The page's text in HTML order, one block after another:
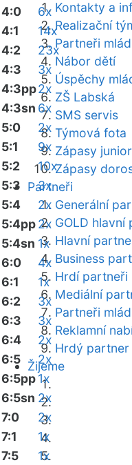
Kontakty a
Realizační
Partneři
Nábor dětí
Úspěchy
ZŠ Labská
SMS servis
Týmová fota
Zápasy
Zápasy
Partneři
Generální
GOLD hlavní
Hlavní
Business
Hrdí partneři
Mediální
Partneři
Reklamní
Hrdý
Žijeme
4:0
6x
4:1
14x
4:2
23x
4:3
3x
4:3pp2x
4:3sn 6x
5:0
2x
5:1
9x
5:2
10x
5:3
3x
5:4
2x
5:4pp2x
5:4sn 1x
6:0
4x
6:1
1x
6:2
3x
6:3
3x
6:4
2x
6:5
2x
6:5pp1x
6:5sn 2x
7:0
2x
7:1
1x
7:5
1x